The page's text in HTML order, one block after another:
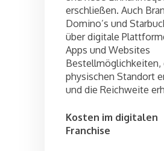
erschließen. Auch
Domino’s und
über digitale
Apps und Websites
Bestellmöglichkeiten,
physischen Standort
und die Reichweite
Kosten im digitalen
Franchise